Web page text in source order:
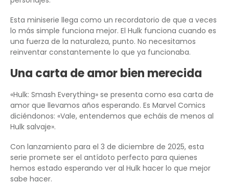
Esta miniserie llega como un recordatorio de que a veces
lo más simple funciona mejor. El Hulk funciona cuando es
una fuerza de la naturaleza, punto. No necesitamos
reinventar constantemente lo que ya funcionaba.
Una carta de amor bien merecida
«Hulk: Smash Everything» se presenta como esa carta de
amor que llevamos años esperando. Es Marvel Comics
diciéndonos: «Vale, entendemos que echáis de menos al
Hulk salvaje».
Con lanzamiento para el 3 de diciembre de 2025, esta
serie promete ser el antídoto perfecto para quienes
hemos estado esperando ver al Hulk hacer lo que mejor
sabe hacer.